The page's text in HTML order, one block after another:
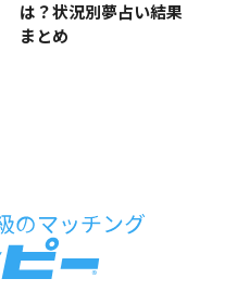
は？状況別夢占い結果
まとめ